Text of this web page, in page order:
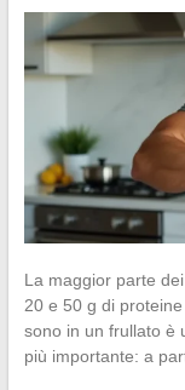
La maggior parte
20 e 50 g di
sono in un frullato è
più importante: a